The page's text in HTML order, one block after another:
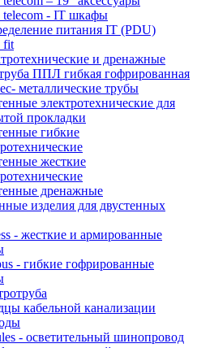
- IT шкафы
питания IT (PDU)
fit
и дренажные
ППЛ гибкая гофрированная
металлические трубы
электротехнические для
прокладки
гибкие
жесткие
дренажные
изделия для двустенных
- жесткие и армированные
- гибкие гофрированные
кабельной канализации
- осветительный шинопровод